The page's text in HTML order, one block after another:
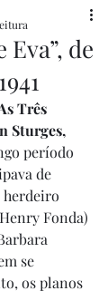
Eva”, de
Três
Sturges,
período
de
herdeiro
Fonda)
se
os planos